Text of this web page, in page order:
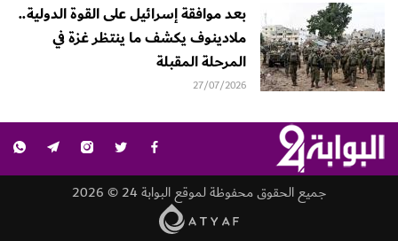
بعد موافقة إسرائيل على القوة الدولية..
ملادينوف يكشف ما ينتظر غزة في
المرحلة المقبلة
27/07/2026
جميع الحقوق محفوظة لموقع البوابة 24 © 2026